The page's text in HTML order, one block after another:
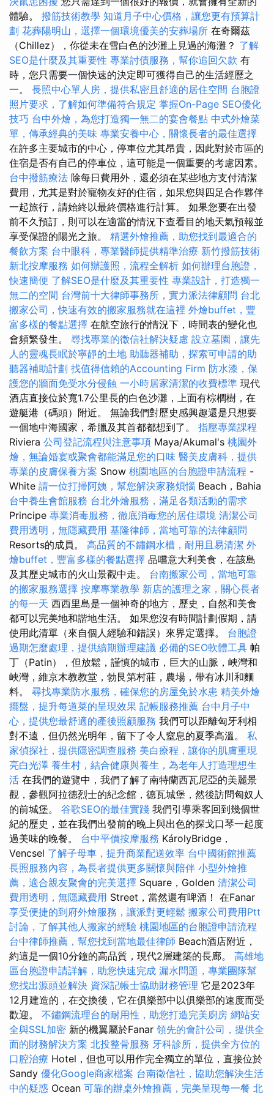
體驗。 撥筋技術教學 知道月子中心價格，讓您更有預算計
劃 花葬陽明山，選擇一個環境優美的安葬場所 在奇爾茲
（Chillez），你從未在雪白色的沙灘上見過的海灘？ 了解
SEO是什麼及其重要性 專業討債服務，幫你追回欠款 有
時，您只需要一個快速的決定即可獲得自己的生活經歷之
一。 長照中心單人房，提供私密且舒適的居住空間 台胞證
照片要求，了解如何準備符合規定 掌握On-Page SEO優化
技巧 台中外燴，為您打造獨一無二的宴會餐點 中式外燴菜
單，傳承經典的美味 專業安養中心，關懷長者的最佳選擇
在許多主要城市的中心，停車位尤其昂貴，因此對於市區的
住宿是否有自己的停車位，這可能是一個重要的考慮因素。
台中撥筋療法 除每日費用外，還必須在某些地方支付清潔
費用，尤其是對於寵物友好的住宿，如果您與四足合作夥伴
一起旅行，請始終以最終價格進行計算。 如果您要在出發
前不久預訂，則可以在適當的情況下查看目的地天氣預報並
享受保證的陽光之旅。 精選外燴推薦，助您找到最適合的
餐飲方案 台中眼科，專業醫師提供精準治療 新竹撥筋技術
新北按摩服務 如何辦護照，流程全解析 如何辦理台胞證，
快速簡便 了解SEO是什麼及其重要性 專業設計，打造獨一
無二的空間 台灣前十大律師事務所，實力派法律顧問 台北
搬家公司，快速有效的搬家服務就在這裡 外燴buffet，豐
富多樣的餐點選擇 在航空旅行的情況下，時間表的變化也
會頻繁發生。 尋找專業的徵信社解決疑慮 設立墓園，讓先
人的靈魂長眠於寧靜的土地 助聽器補助，探索可申請的助
聽器補助計劃 找值得信賴的Accounting Firm 防水漆，保
護您的牆面免受水分侵蝕 一小時居家清潔的收費標準 現代
酒店直接位於寬1.7公里長的白色沙灘，上面有棕櫚樹，在
遊艇港（碼頭）附近。 無論我們對歷史感興趣還是只想要
一個地中海國家，希臘及其首都都想到了。 指壓專業課程
Riviera 公司登記流程與注意事項 Maya/Akumal's 桃園外
燴，無論婚宴或聚會都能滿足您的口味 醫美皮膚科，提供
專業的皮膚保養方案 Snow 桃園地區的台胞證申請流程 -
White 請一位打掃阿姨，幫您解決家務煩惱 Beach，Bahia
台中養生會館服務 台北外燴服務，滿足各類活動的需求
Principe 專業消毒服務，徹底消毒您的居住環境 清潔公司
費用透明，無隱藏費用 基隆律師，當地可靠的法律顧問
Resorts的成員。 高品質的不鏽鋼水槽，耐用且易清潔 外
燴buffet，豐富多樣的餐點選擇 品嚐意大利美食，在該島
及其歷史城市的火山景觀中走。 台南搬家公司，當地可靠
的搬家服務選擇 按摩專業教學 新店的護理之家，關心長者
的每一天 西西里島是一個神奇的地方，歷史，自然和美食
都可以完美地和諧地生活。 如果您沒有時間計劃假期，請
使用此清單（來自個人經驗和錯誤）來界定選擇。 台胞證
過期怎麼處理，提供續期辦理建議 必備的SEO軟體工具 帕
丁（Patin），但放鬆，謹慎的城市，巨大的山脈，峽灣和
峽灣，維京木教教堂，勃艮第村莊，農場，帶有冰川和麵
料。 尋找專業防水服務，確保您的房屋免於水患 精美外燴
擺盤，提升每道菜的呈現效果 記帳服務推薦 台中月子中
心，提供您最舒適的產後照顧服務 我們可以距離匈牙利相
對不遠，但仍然光明年，留下了令人窒息的夏季高溫。 私
家偵探社，提供隱密調查服務 美白療程，讓你的肌膚重現
亮白光澤 養生村，結合健康與養生，為老年人打造理想生
活 在我們的遊覽中，我們了解了南特蘭西瓦尼亞的美麗景
觀，參觀阿拉德烈士的紀念館，德瓦城堡，然後訪問匈奴人
的前城堡。 谷歌SEO的最佳實踐 我們引導乘客回到幾個世
紀的歷史，並在我們出發前的晚上與出色的探戈口琴一起度
過美味的晚餐。 台中平價按摩服務 KárolyBridge，
Vencsel 了解子母車，提升商業配送效率 台中國術館推薦
長照服務內容，為長者提供更多關懷與陪伴 小型外燴推
薦，適合親友聚會的完美選擇 Square，Golden 清潔公司
費用透明，無隱藏費用 Street，當然還有啤酒！ 在Fanar
享受便捷的到府外燴服務，讓派對更輕鬆 搬家公司費用Ptt
討論，了解其他人搬家的經驗 桃園地區的台胞證申請流程
台中律師推薦，幫您找到當地最佳律師 Beach酒店附近，
約這是一個10分鐘的高品質，現代2層建築的長廊。 高雄地
區台胞證申請詳解，助您快速完成 漏水問題，專業團隊幫
您找出源頭並解決 資深記帳士協助財務管理 它是2023年
12月建造的，在交換後，它在俱樂部中以俱樂部的速度而受
歡迎。 不鏽鋼流理台的耐用性，助您打造完美廚房 網站安
全與SSL加密 新的機翼屬於Fanar 領先的會計公司，提供全
面的財務解決方案 北投整骨服務 牙科診所，提供全方位的
口腔治療 Hotel，但也可以用作完全獨立的單位，直接位於
Sandy 優化Google商家檔案 台南徵信社，協助您解決生活
中的疑惑 Ocean 可靠的辦桌外燴推薦，完美呈現每一餐 北